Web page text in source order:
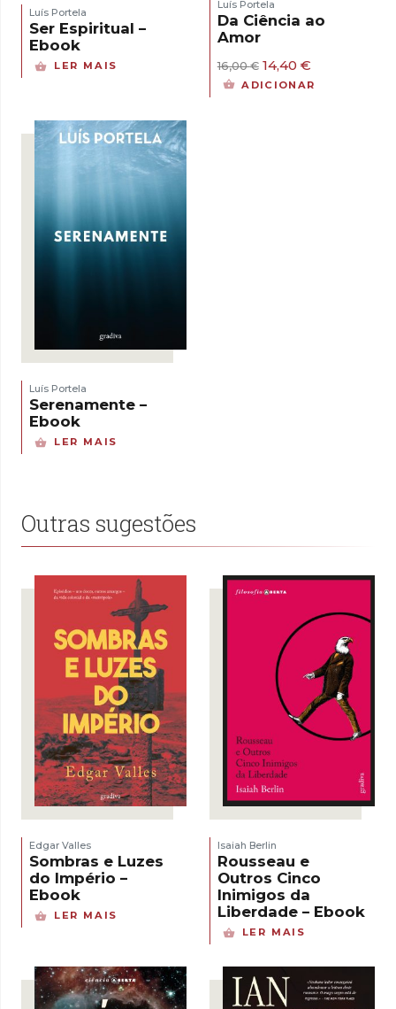
Luís Portela
Ser Espiritual –
Ebook
LER MAIS
Luís Portela
Da Ciência ao
Amor
16,00€ O
preço
14,40 €O
preço
ADICIONAR
Luís Portela
Serenamente –
Ebook
LER MAIS
Outras sugestões
Edgar Valles
Sombras e Luzes
do Império –
Ebook
LER MAIS
Isaiah Berlin
Rousseau e
Outros Cinco
Inimigos da
Liberdade – Ebook
LER MAIS